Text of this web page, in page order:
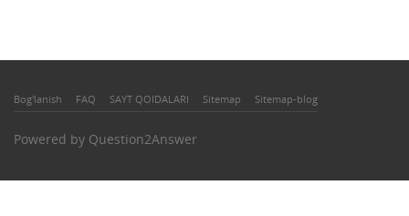
Bog'lanish FAQ SAYT QOIDALARI Sitemap Sitemap-blog
Powered by Question2Answer